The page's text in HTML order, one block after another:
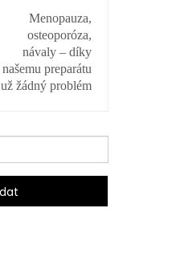
Menopauza,
osteoporóza,
návaly – díky
našemu preparátu
už žádný problém